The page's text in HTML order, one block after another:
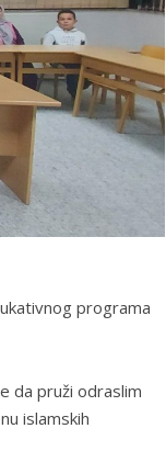
programa
da pruži odraslim
islamskih